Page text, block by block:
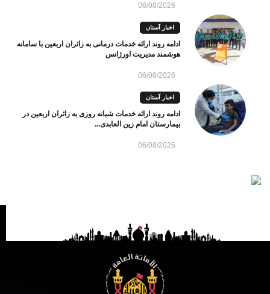
06/08/2026
اخبار آستان
ادامه روند ارائه خدمات درمانی به زائران اربعین با سامانه
هوشمند مدیریت اورژانس
06/08/2026
اخبار آستان
ادامه روند ارائه خدمات شبانه روزی به زائران اربعین در
بیمارستان امام زین العابدی...
06/08/2026